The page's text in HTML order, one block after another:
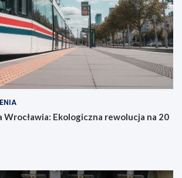
Ekologiczna rewolucja na 20